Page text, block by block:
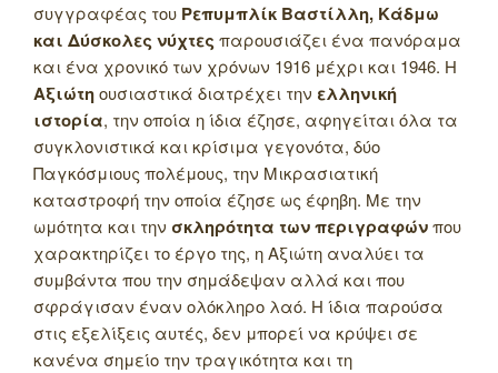
συγγραφέας του Ρεπυμπλίκ Βαστίλλη, Κάδμω
και Δύσκολες νύχτες παρουσιάζει ένα πανόραμα
και ένα χρονικό των χρόνων 1916 μέχρι και 1946. Η
Αξιώτηουσιαστικά διατρέχει την ελληνική
ιστορία, την οποία η ίδια έζησε, αφηγείται όλα τα
συγκλονιστικά και κρίσιμα γεγονότα, δύο
Παγκόσμιους πολέμους, την Μικρασιατική
καταστροφή την οποία έζησε ως έφηβη. Με την
ωμότητα και την σκληρότητα των περιγραφώνπου
χαρακτηρίζει το έργο της, η Αξιώτη αναλύει τα
συμβάντα που την σημάδεψαν αλλά και που
σφράγισαν έναν ολόκληρο λαό. Η ίδια παρούσα
στις εξελίξεις αυτές, δεν μπορεί να κρύψει σε
κανένα σημείο την τραγικότητα και τη